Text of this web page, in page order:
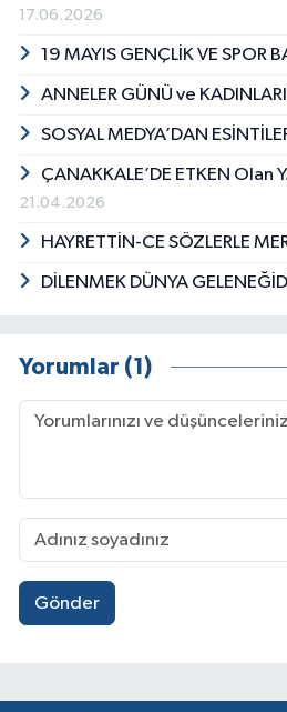
17.06.2026
19 MAYIS GENÇLİK VE SPOR
ANNELER GÜNÜ ve
SOSYAL MEDYA’DAN
ÇANAKKALE’DE ETKEN Olan
21.04.2026
HAYRETTİN-CE SÖZLERLE
DİLENMEK DÜNYA
Yorumlar (1)
Gönder